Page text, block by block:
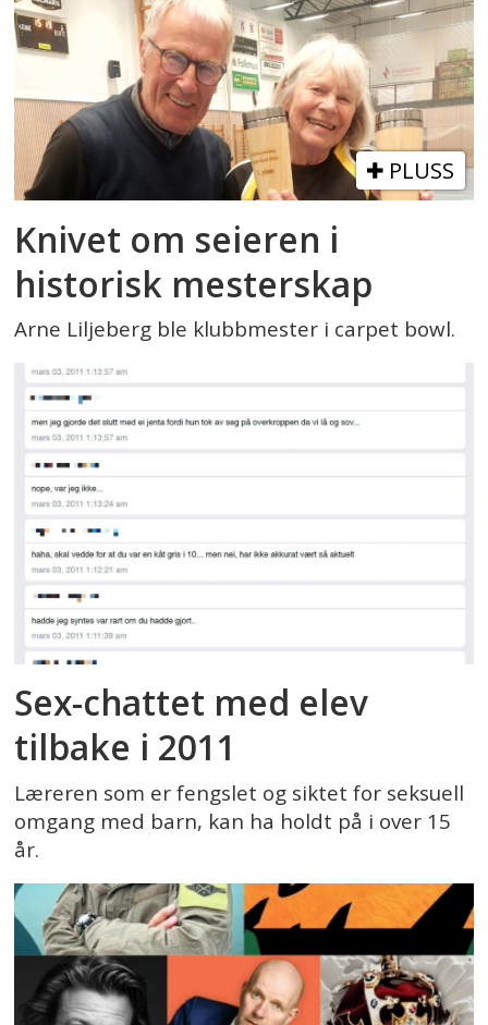
PLUSS
Knivet om seieren i
historisk mesterskap
Arne Liljeberg ble klubbmester i carpet bowl.
Sex-chattet med elev
tilbake i 2011
Læreren som er fengslet og siktet for seksuell
omgang med barn, kan ha holdt på i over 15
år.